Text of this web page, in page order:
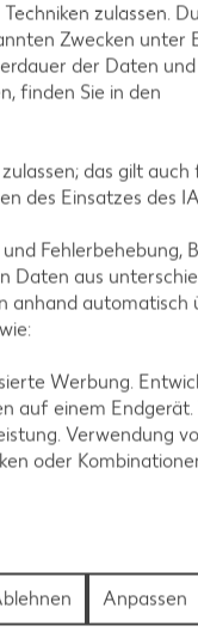
Rezepte
zulassen.
Zwecken unter
der Daten
finden Sie in den
das gilt auch
des Einsatzes des
Fehlerbehebung,
Daten aus
anhand
Werbung.
auf einem Endgerät.
Verwendung
oder
Anpassen